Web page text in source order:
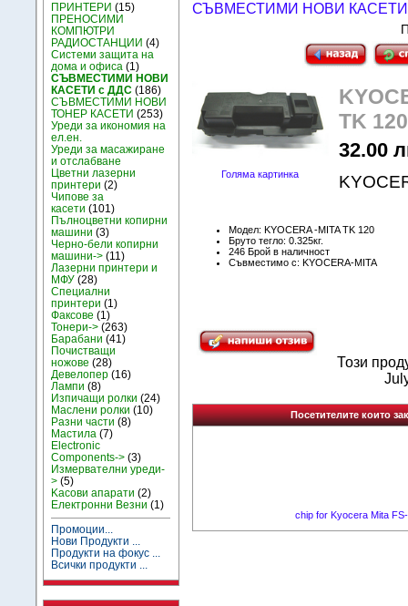
ПРИНТЕРИ (15)
ПРЕНОСИМИ
КОМПЮТРИ
РАДИОСТАНЦИИ (4)
Системи защита на
дома и офиса (1)
СЪВМЕСТИМИ НОВИ
КАСЕТИ с ДДС (186)
СЪВМЕСТИМИ НОВИ
ТОНЕР КАСЕТИ (253)
Уреди за икономия на
ел.ен.
Уреди за масажиране
и отслабване
Цветни лазерни
принтери (2)
Чипове за
касети (101)
Пълноцветни копирни
машини (3)
Черно-бели копирни
машини-> (11)
Лазерни принтери и
МФУ (28)
Специални
принтери (1)
Факсове (1)
Тонери-> (263)
Барабани (41)
Почистващи
ножове (28)
Девелопер (16)
Лампи (8)
Изпичащи ролки (24)
Маслени ролки (10)
Разни части (8)
Мастила (7)
Electronic
Components-> (3)
Измервателни уреди-
> (5)
Kасови апарати (2)
Електронни Везни (1)
Промоции...
Нови Продукти ...
Продукти на фокус ...
Всички продукти ...
СЪВМЕСТИМИ НОВИ КАСЕТИ
Голяма картинка
TK 120
32.00
Модел: KYOCERA -MITA TK 120
Бруто тегло: 0.325кг.
246 Брой в наличност
Съвместимо с: KYOCERA-MITA
Този
Посетителите които
chip for Kyocera Mita